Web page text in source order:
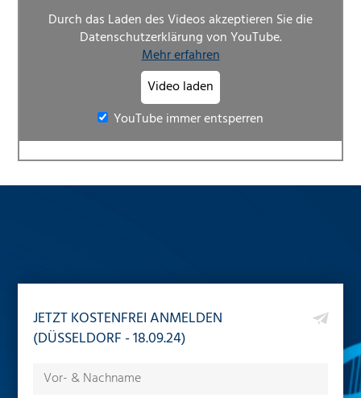
Durch das Laden des Videos akzeptieren Sie die
Datenschutzerklärung von YouTube.
Mehr erfahren
Video laden
YouTube immer entsperren
JETZT KOSTENFREI ANMELDEN
(DÜSSELDORF - 18.09.24)